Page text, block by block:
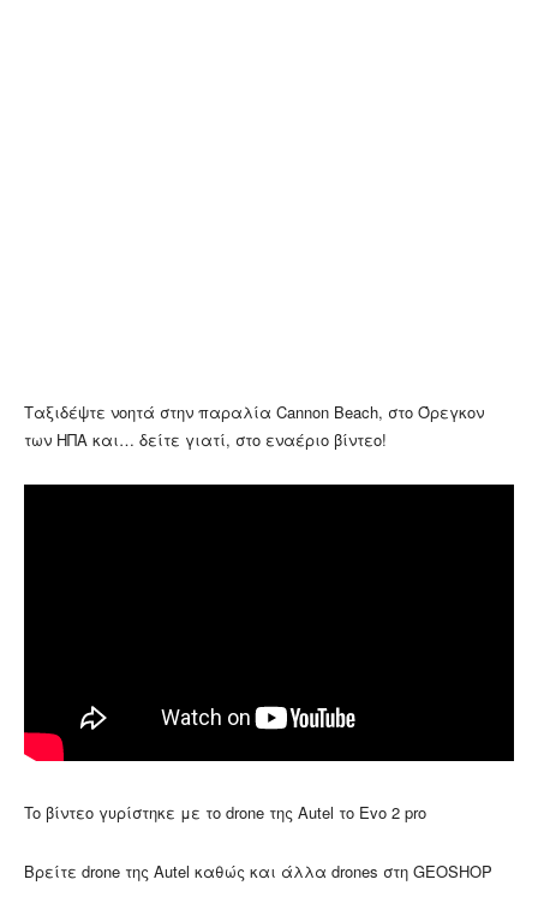
Ταξιδέψτε νοητά στην παραλία Cannon Beach, στο Όρεγκον
των ΗΠΑ και… δείτε γιατί, στο εναέριο βίντεο!
To βίντεο γυρίστηκε με το drone της Autel το Εvo 2 pro
Βρείτε drone της Autel καθώς και άλλα drones στη GEOSHOP